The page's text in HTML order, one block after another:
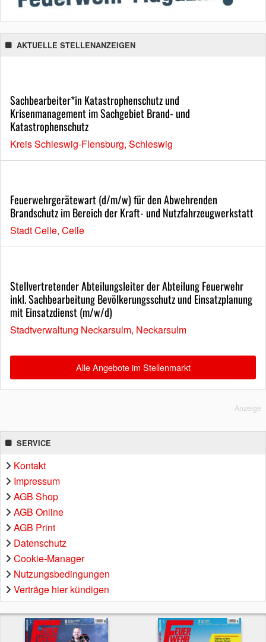
AKTUELLE STELLENANZEIGEN
Sachbearbeiter*in Katastrophenschutz und
Krisenmanagement im Sachgebiet Brand- und
Katastrophenschutz
Kreis Schleswig-Flensburg, Schleswig
Feuerwehrgerätewart (d/m/w) für den Abwehrenden
Brandschutz im Bereich der Kraft- und Nutzfahrzeugwerkstatt
Stadt Celle, Celle
Stellvertretender Abteilungsleiter der Abteilung Feuerwehr
inkl. Sachbearbeitung Bevölkerungsschutz und Einsatzplanung
mit Einsatzdienst (m/w/d)
Stadtverwaltung Neckarsulm, Neckarsulm
Alle Angebote im Stellenmarkt
Anzeige
SERVICE
Kontakt
Impressum
AGB Shop
AGB Online
AGB Print
Datenschutz
Cookie-Manager
Nutzungsbedingungen
Verträge hier kündigen